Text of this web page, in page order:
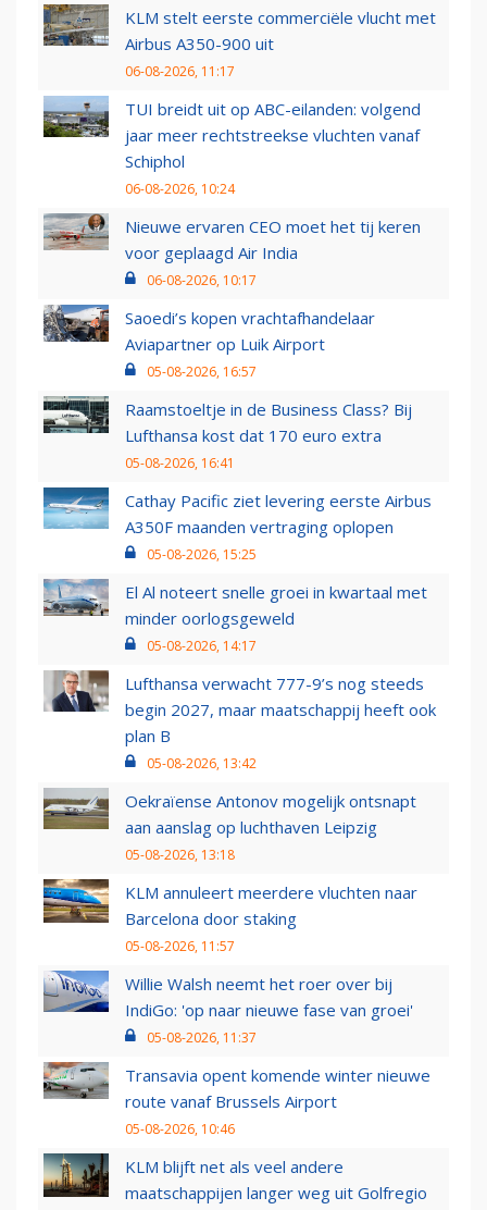
KLM stelt eerste commerciële vlucht met
Airbus A350-900 uit
06-08-2026, 11:17
TUI breidt uit op ABC-eilanden: volgend
jaar meer rechtstreekse vluchten vanaf
Schiphol
06-08-2026, 10:24
Nieuwe ervaren CEO moet het tij keren
voor geplaagd Air India
06-08-2026, 10:17
Saoedi’s kopen vrachtafhandelaar
Aviapartner op Luik Airport
05-08-2026, 16:57
Raamstoeltje in de Business Class? Bij
Lufthansa kost dat 170 euro extra
05-08-2026, 16:41
Cathay Pacific ziet levering eerste Airbus
A350F maanden vertraging oplopen
05-08-2026, 15:25
El Al noteert snelle groei in kwartaal met
minder oorlogsgeweld
05-08-2026, 14:17
Lufthansa verwacht 777-9’s nog steeds
begin 2027, maar maatschappij heeft ook
plan B
05-08-2026, 13:42
Oekraïense Antonov mogelijk ontsnapt
aan aanslag op luchthaven Leipzig
05-08-2026, 13:18
KLM annuleert meerdere vluchten naar
Barcelona door staking
05-08-2026, 11:57
Willie Walsh neemt het roer over bij
IndiGo: 'op naar nieuwe fase van groei'
05-08-2026, 11:37
Transavia opent komende winter nieuwe
route vanaf Brussels Airport
05-08-2026, 10:46
KLM blijft net als veel andere
maatschappijen langer weg uit Golfregio